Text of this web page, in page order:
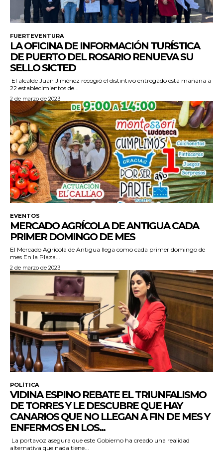
FUERTEVENTURA
LA OFICINA DE INFORMACIÓN TURÍSTICA
DE PUERTO DEL ROSARIO RENUEVA SU
SELLO SICTED
El alcalde Juan Jiménez recogió el distintivo entregado esta mañana a
22 establecimientos de...
2 de marzo de 2023
EVENTOS
MERCADO AGRÍCOLA DE ANTIGUA CADA
PRIMER DOMINGO DE MES
El Mercado Agrícola de Antigua llega como cada primer domingo de
mes En la Plaza...
2 de marzo de 2023
POLÍTICA
VIDINA ESPINO REBATE EL TRIUNFALISMO
DE TORRES Y LE DESCUBRE QUE HAY
CANARIOS QUE NO LLEGAN A FIN DE MES Y
ENFERMOS EN LOS...
La portavoz asegura que este Gobierno ha creado una realidad
alternativa que nada tiene...